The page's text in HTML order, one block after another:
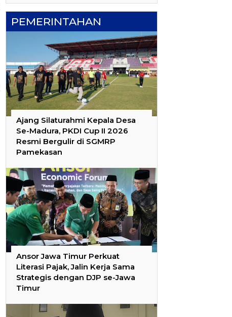
PEMERINTAHAN
Ajang Silaturahmi Kepala Desa
Se-Madura, PKDI Cup II 2026
Resmi Bergulir di SGMRP
Pamekasan
Ansor Jawa Timur Perkuat
Literasi Pajak, Jalin Kerja Sama
Strategis dengan DJP se-Jawa
Timur